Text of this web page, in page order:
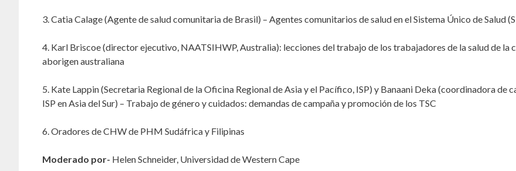
3. Catia Calage (Agente de salud comunitaria de Brasil) – Agentes comunitarios de salud en el Sistema Único de Salud
4. Karl Briscoe (director ejecutivo, NAATSIHWP, Australia): lecciones del trabajo de los trabajadores de la salud de la
aborigen australiana
5. Kate Lappin (Secretaria Regional de la Oficina Regional de Asia y el Pacífico, ISP) y Banaani Deka (coordinadora de
ISP en Asia del Sur) – Trabajo de género y cuidados: demandas de campaña y promoción de los TSC
6. Oradores de CHW de PHM Sudáfrica y Filipinas
Moderado por- Helen Schneider, Universidad de Western Cape